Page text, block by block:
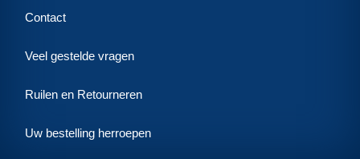
Contact
Veel gestelde vragen
Ruilen en Retourneren
Uw bestelling herroepen